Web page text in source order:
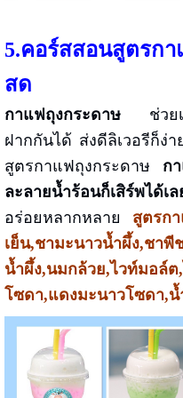
5.คอร์สสอนสูตรก
สด
กาแฟถุงกระดาษช่วยเก็
ฝากกันได้ ส่งดีลิเวอรีก็ง่
สูตรกาแฟถุงกระดาษ ก
ละลายน้ำร้อนก็เสิร์พได้เล
อร่อยหลากหลาย สูตรก
เย็น,ชามะนาวน้ำผึ้ง,ชาพี
น้ำผึ้ง,นมกล้วย,ไวท์มอ
โซดา,แดงมะนาวโซดา,